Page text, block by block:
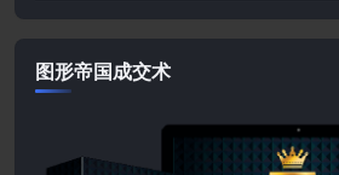
图形帝国成交术